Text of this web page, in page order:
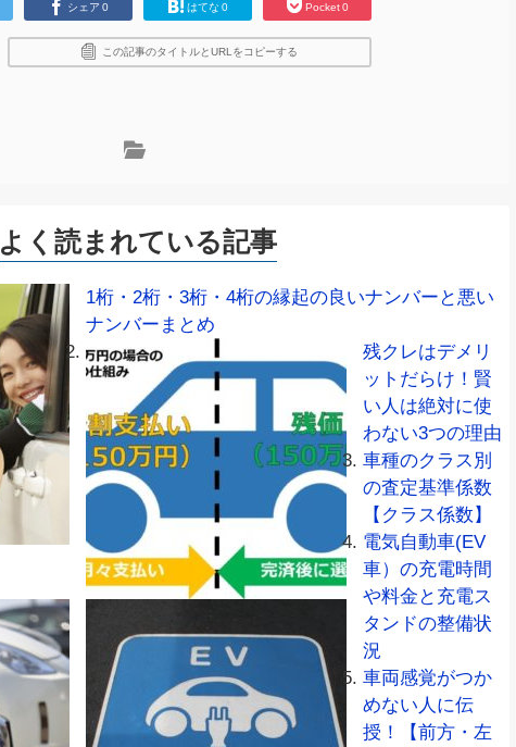
シェア 0 はてな 0 Pocket 0
この記事のタイトルとURLをコピーする
よく読まれている記事
1桁・2桁・3桁・4桁の縁起の良いナンバーと悪い
ナンバーまとめ
残クレはデメリ
ットだらけ！賢
い人は絶対に使
わない3つの理由
車種のクラス別
の査定基準係数
【クラス係数】
電気自動車(EV
車）の充電時間
や料金と充電ス
タンドの整備状
況
車両感覚がつか
めない人に伝
授！【前方・左